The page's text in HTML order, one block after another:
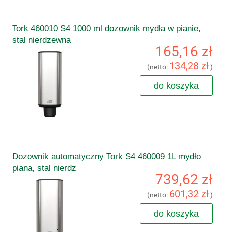
Tork 460010 S4 1000 ml dozownik mydła w pianie,
stal nierdzewna
165,16 zł
(netto: 134,28 zł)
do koszyka
Dozownik automatyczny Tork S4 460009 1L mydło
piana, stal nierdz
739,62 zł
(netto: 601,32 zł)
do koszyka